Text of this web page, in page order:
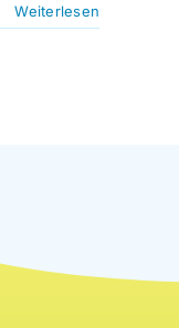
Weiterlesen